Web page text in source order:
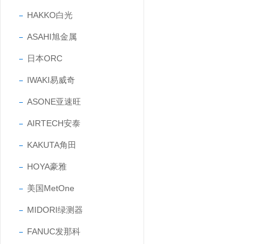
HAKKO白光
ASAHI旭金属
日本ORC
IWAKI易威奇
ASONE亚速旺
AIRTECH安泰
KAKUTA角田
HOYA豪雅
美国MetOne
MIDORI绿测器
FANUC发那科